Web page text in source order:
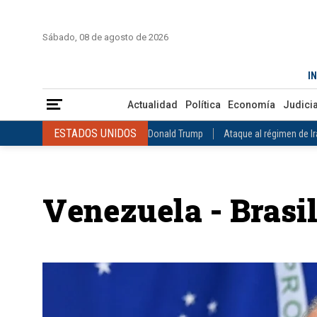
Sábado, 08 de agosto de 2026
Actualidad Política Economía Judicial
ESTADOS UNIDOS Donald Trump Ataque al régimen de
VENEZUELA Juicio contra Maduro Terremoto en
ESTADOS UNIDOS
INTERNACIONAL Raúl Castro José Luis Rodríguez Zapatero
COLOMBIA Elecciones Presidenciales en Colombia Gustavo
Venezuela - Brasil